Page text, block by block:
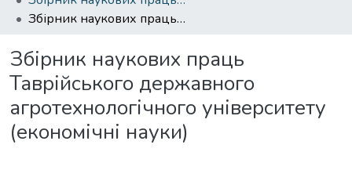
Збірник наукових праць Таврійського державного агротехнологічного університету (економічні науки)
Збірник наукових праць
Таврійського державного
агротехнологічного університету
(економічні науки)